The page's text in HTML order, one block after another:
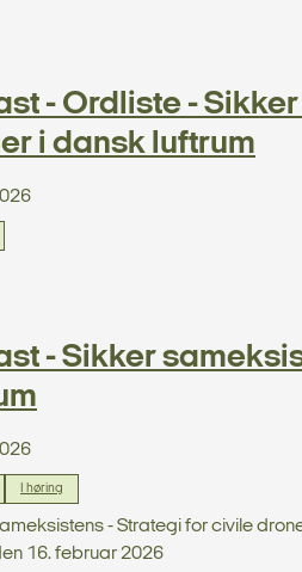
- Ordliste -
i dansk luftrum
- Sikker
I høring
- Strategi for civile
16. februar 2026